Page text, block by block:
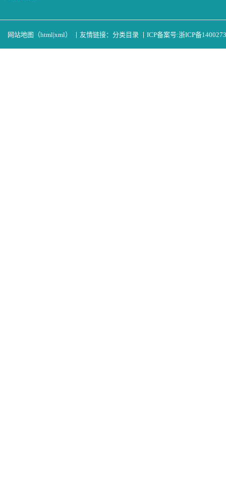
网站地图（html|xml） 友情链接： 分类目录 ICP备案号:浙ICP备